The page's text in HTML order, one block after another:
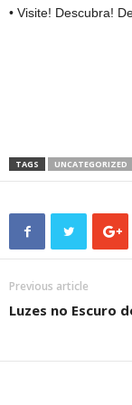
• Visite! Descubra!
TAGS UNCATEGORIZED
Previous article
Luzes no Escuro